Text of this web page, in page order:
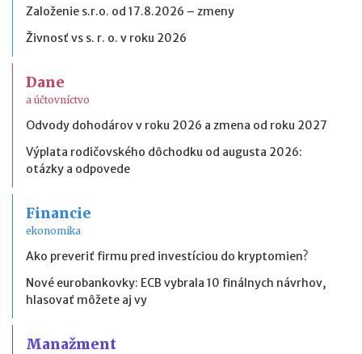
Založenie s.r.o. od 17.8.2026 – zmeny
Živnosť vs s. r. o. v roku 2026
Dane
a účtovníctvo
Odvody dohodárov v roku 2026 a zmena od roku 2027
Výplata rodičovského dôchodku od augusta 2026:
otázky a odpovede
Financie
ekonomika
Ako preveriť firmu pred investíciou do kryptomien?
Nové eurobankovky: ECB vybrala 10 finálnych návrhov,
hlasovať môžete aj vy
Manažment